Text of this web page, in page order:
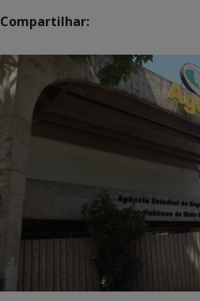
Compartilhar: